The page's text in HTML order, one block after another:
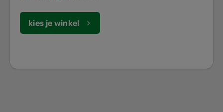
kies je winkel